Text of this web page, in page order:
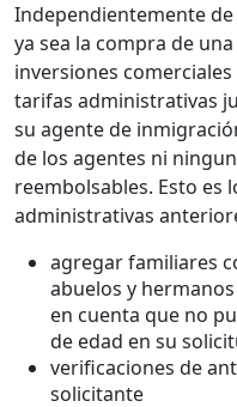
Independientemente
ya sea la compra de
inversiones
tarifas administrativas
su agente de
de los agentes ni
reembolsables. Esto es
administrativas
agregar familiares
abuelos y
en cuenta que no
de edad en su
verificaciones de
solicitante